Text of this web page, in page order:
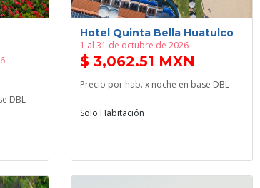
DBL
Hotel Quinta Bella Huatulco
1 al 31 de octubre de 2026
$ 3,062.51 MXN
Precio por hab. x noche en base DBL
Solo Habitación